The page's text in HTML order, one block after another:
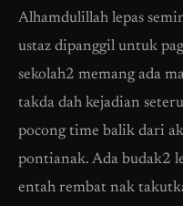
Alhamdulillah lepas
ustaz dipanggil untuk
sekolah2 memang ada
takda dah kejadian
pocong time balik dari
pontianak. Ada budak2
entah rembat nak